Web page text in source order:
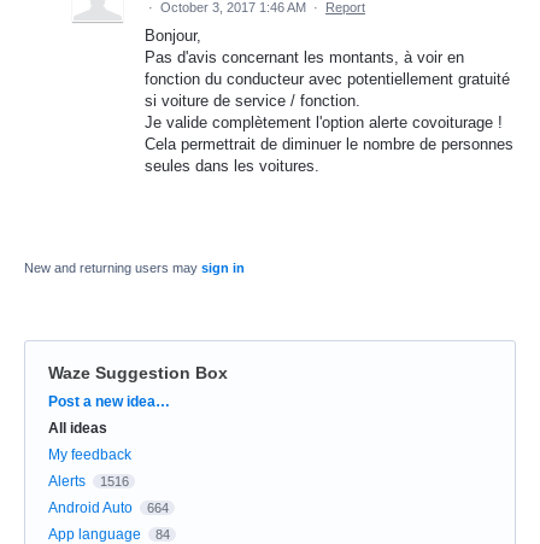
· October 3, 2017 1:46 AM · Report
Bonjour,
Pas d'avis concernant les montants, à voir en
fonction du conducteur avec potentiellement gratuité
si voiture de service / fonction.
Je valide complètement l'option alerte covoiturage !
Cela permettrait de diminuer le nombre de personnes
seules dans les voitures.
New and returning users may sign in
Waze Suggestion Box
Categories
Post a new idea…
All ideas
My feedback
Alerts
1516
Android Auto 664
App language 84